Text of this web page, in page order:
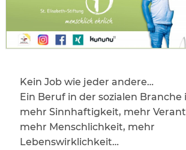
Kein Job wie jeder andere…
Ein Beruf in der sozialen Branche
mehr Sinnhaftigkeit, mehr
mehr Menschlichkeit, mehr
Lebenswirklichkeit…